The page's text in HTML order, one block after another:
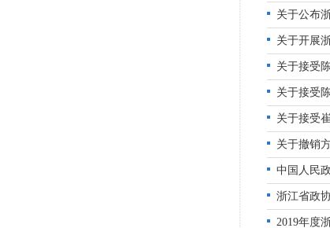
关于公布
关于开展
关于接受
关于接受
关于接受
关于撤销
中国人民
浙江省政
2019年度